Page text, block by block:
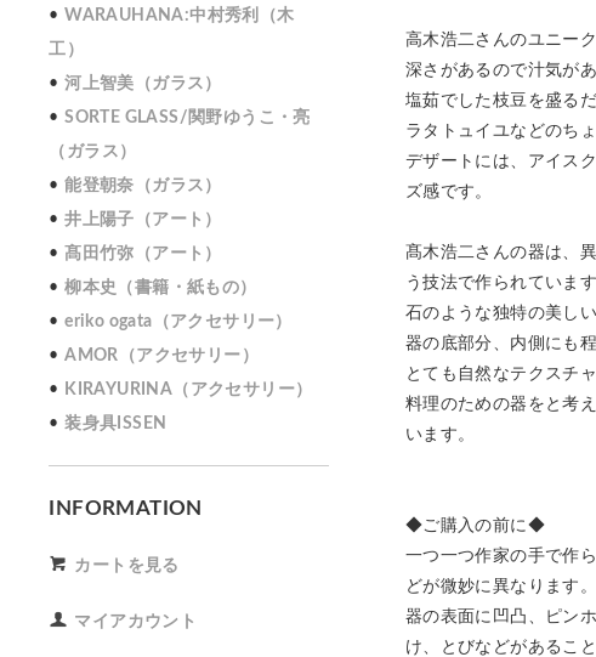
WARAUHANA:中村秀利（木
工）
河上智美（ガラス）
SORTE GLASS/関野ゆうこ・亮
（ガラス）
能登朝奈（ガラス）
井上陽子（アート）
髙田竹弥（アート）
柳本史（書籍・紙もの）
eriko ogata（アクセサリー）
AMOR（アクセサリー）
KIRAYURINA（アクセサリー）
装身具ISSEN
INFORMATION
カートを見る
マイアカウント
高木浩二さんのユニー
深さがあるので汁気が
塩茹でした枝豆を盛る
ラタトュイユなどのち
デザートには、アイス
ズ感です。
髙木浩二さんの器は、
う技法で作られています
石のような独特の美し
器の底部分、内側にも
とても自然なテクスチ
料理のための器をと考
います。
◆ご購入の前に◆
一つ一つ作家の手で作
どが微妙に異なります。
器の表面に凹凸、ピン
け、とびなどがあるこ